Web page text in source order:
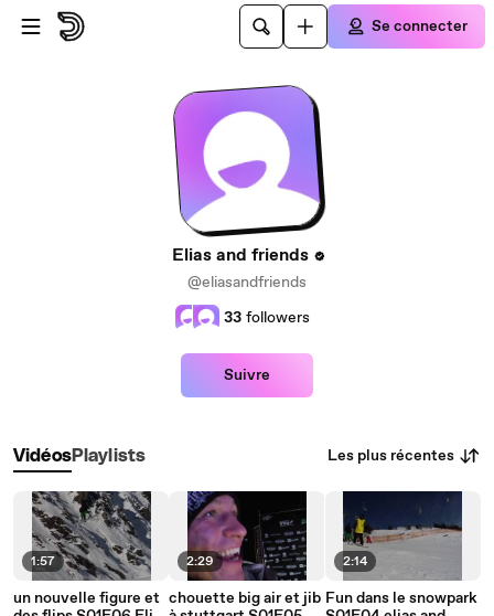
Passer au contenu principal
Se connecter
Elias and friends
@eliasandfriends
33 followers
Suivre
VidéosPlaylists Les plus récentes
1:57
un nouvelle figure et
2:29
chouette big air et jib
2:14
Fun dans le snowpark